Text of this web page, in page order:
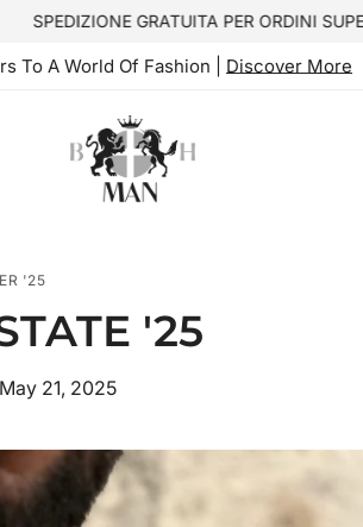
GRATUITA PER ORDINI SUPERIORI A 99€
To A World Of Fashion | Discover More
'25
'25
May 21, 2025